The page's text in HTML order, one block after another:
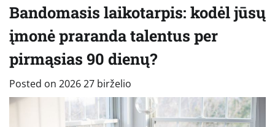
Bandomasis laikotarpis: kodėl jūsų
įmonė praranda talentus per
pirmąsias 90 dienų?
Posted on 2026 27 birželio